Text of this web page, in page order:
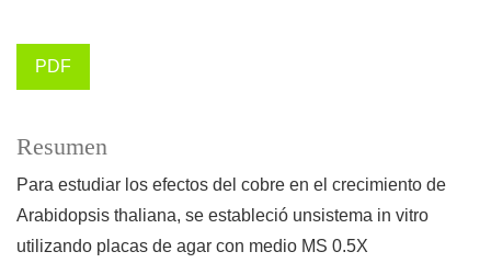
PDF
Resumen
Para estudiar los efectos del cobre en el crecimiento de
Arabidopsis thaliana, se estableció unsistema in vitro
utilizando placas de agar con medio MS 0.5X